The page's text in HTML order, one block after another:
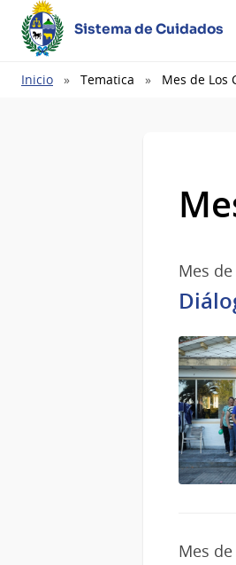
Sistema de Cuidados
Ruta
Inicio Tematica Mes de Los
Mes
Mes